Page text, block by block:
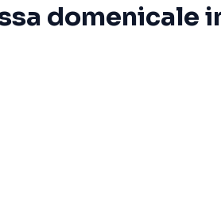
domenicale